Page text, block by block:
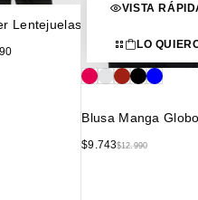
Lentejuelas
VISTA
LO
Blusa Manga
$12.990
$9.743